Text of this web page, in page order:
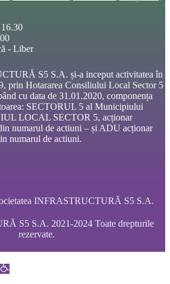
- Liber
S5 S.A. și-a inceput activitatea în
prin Hotararea Consiliului Local Sector 5
cu data de 31.01.2020, componența
SECTORUL 5 al Municipiului
LOCAL SECTOR 5, acționar
numarul de actiuni – și ADU acționar
numarul de actiuni.
INFRASTRUCTURĂ S5 S.A.
S5 S.A. 2021-2024 Toate drepturile
rezervate.